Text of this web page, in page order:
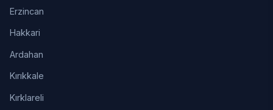
Erzincan
Hakkari
Ardahan
Kırıkkale
Kırklareli